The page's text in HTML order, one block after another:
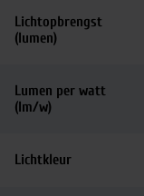
Lichtopbrengst
(lumen)
Lumen per watt
(lm/w)
Lichtkleur